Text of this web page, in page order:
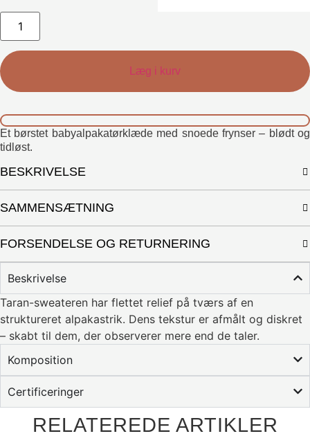
Alva
Tørklæde
antal
Læg i kurv
Et børstet babyalpakatørklæde med snoede frynser – blødt og
tidløst.
BESKRIVELSE
SAMMENSÆTNING
FORSENDELSE OG RETURNERING
Beskrivelse
Taran-sweateren har flettet relief på tværs af en
struktureret alpakastrik. Dens tekstur er afmålt og diskret
– skabt til dem, der observerer mere end de taler.
Komposition
Certificeringer
RELATEREDE ARTIKLER